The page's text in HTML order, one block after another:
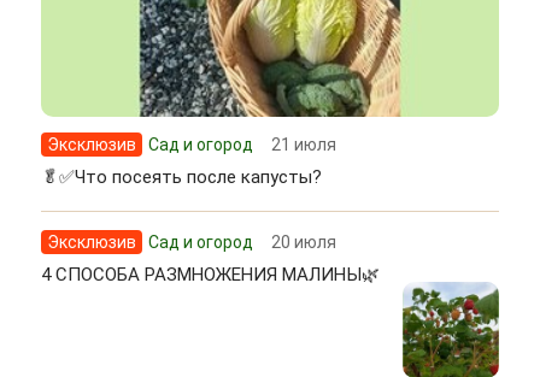
Эксклюзив Сад и огород 21 июля
🥬✅Что посеять после капусты?
Эксклюзив Сад и огород 20 июля
4 СПОСОБА РАЗМНОЖЕНИЯ МАЛИНЫ🌿